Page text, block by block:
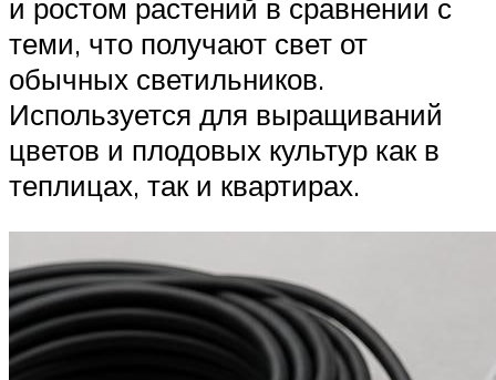
и ростом растений в сравнении с
теми, что получают свет от
обычных светильников.
Используется для выращиваний
цветов и плодовых культур как в
теплицах, так и квартирах.